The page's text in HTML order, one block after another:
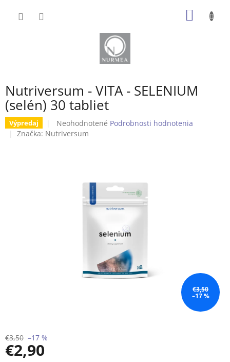
Nutriversum - VITA - SELENIUM
(selén) 30 tabliet
Výpredaj
Priemerné
hodnotenie
hviezdičiek.
Neohodnotené Podrobnosti hodnotenia
Značka: Nutriversum
€3,50
–17 %
€3,50 –17 %
€2,90